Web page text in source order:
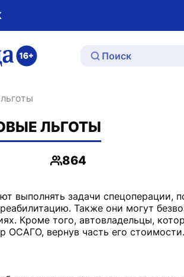
ЛЬГОТЫ
Просмотры
864
выполнять задачи спецоперации,
Также они могут
Кроме того, автовладельцы,
ОСАГО, вернув часть его стоимости.